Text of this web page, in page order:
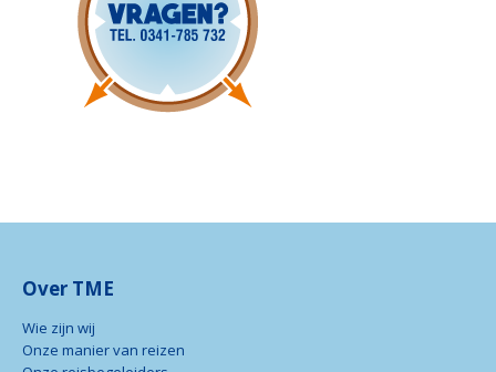
Over TME
Wie zijn wij
Onze manier van reizen